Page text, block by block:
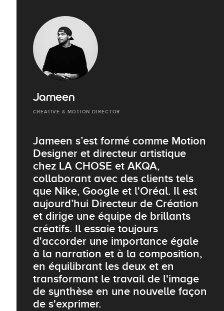
Jameen
CREATIVE & MOTION DIRECTOR
Jameen s’est formé comme Motion
Designer et directeur artistique
chez LA CHOSE et AKQA,
collaborant avec des clients tels
que Nike, Google et l'Oréal. Il est
aujourd’hui Directeur de Création
et dirige une équipe de brillants
créatifs. Il essaie toujours
d'accorder une importance égale
à la narration et à la composition,
en équilibrant les deux et en
transformant le travail de l'image
de synthèse en une nouvelle façon
de s'exprimer.